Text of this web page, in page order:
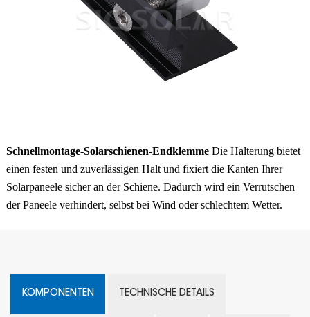
Schnellmontage-Solarschienen-Endklemme Die Halterung bietet
einen festen und zuverlässigen Halt und fixiert die Kanten Ihrer
Solarpaneele sicher an der Schiene. Dadurch wird ein Verrutschen
der Paneele verhindert, selbst bei Wind oder schlechtem Wetter.
KOMPONENTEN TECHNISCHE DETAILS